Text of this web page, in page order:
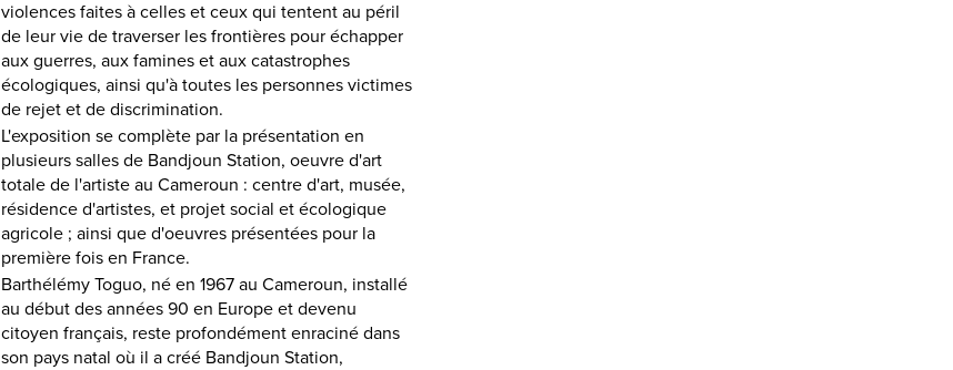
violences faites à celles et ceux qui tentent au péril
de leur vie de traverser les frontières pour échapper
aux guerres, aux famines et aux catastrophes
écologiques, ainsi qu'à toutes les personnes victimes
de rejet et de discrimination.
L'exposition se complète par la présentation en
plusieurs salles de Bandjoun Station, oeuvre d'art
totale de l'artiste au Cameroun : centre d'art, musée,
résidence d'artistes, et projet social et écologique
agricole ; ainsi que d'oeuvres présentées pour la
première fois en France.
Barthélémy Toguo, né en 1967 au Cameroun, installé
au début des années 90 en Europe et devenu
citoyen français, reste profondément enraciné dans
son pays natal où il a créé Bandjoun Station,